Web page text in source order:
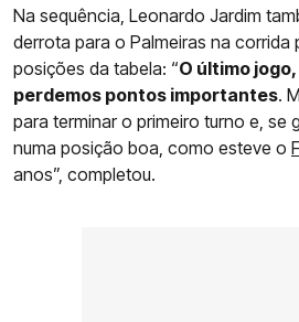
Na sequência, Leonardo Jardim
derrota para o Palmeiras na corrida
posições da tabela: “O último
perdemos pontos importantes.
para terminar o primeiro turno e, se
numa posição boa, como esteve o
anos”, completou.